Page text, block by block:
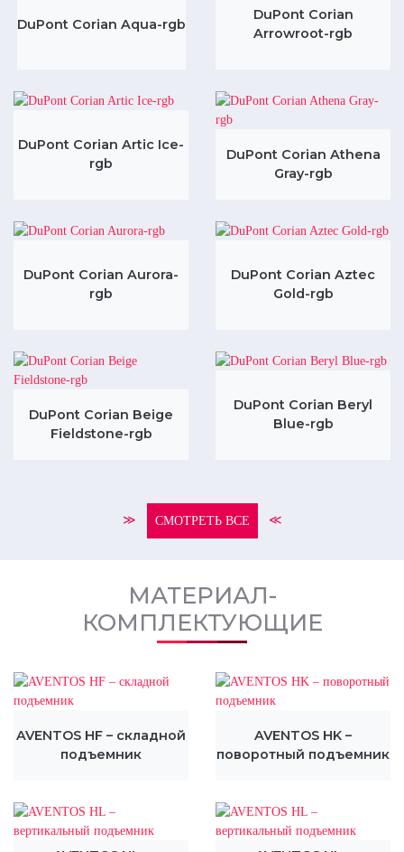
DuPont Corian Aqua-rgb
DuPont Corian
Arrowroot-rgb
DuPont Corian Artic Ice-
rgb
DuPont Corian Athena
Gray-rgb
DuPont Corian Aurora-
rgb
DuPont Corian Aztec
Gold-rgb
DuPont Corian Beige
Fieldstone-rgb
DuPont Corian Beryl
Blue-rgb
≫ СМОТРЕТЬ ВСЕ ≪
МАТЕРИАЛ-
КОМПЛЕКТУЮЩИЕ
AVENTOS HF – складной
подъемник
AVENTOS HK –
поворотный подъемник